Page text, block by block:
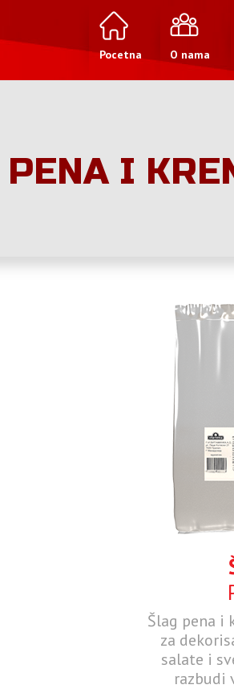
Pocetna O nama
PENA I
Šlag pena i
za
salate i
razbudi